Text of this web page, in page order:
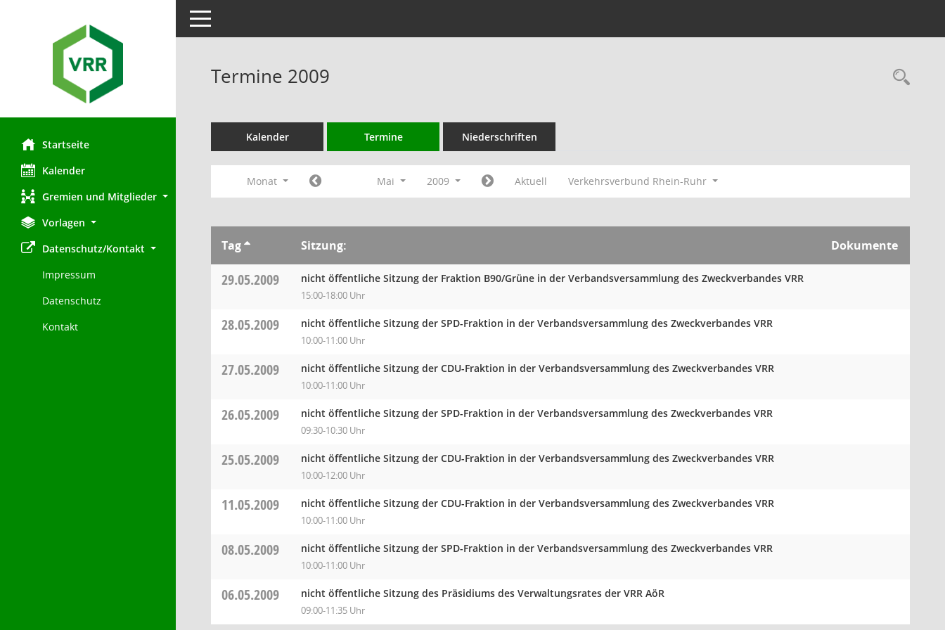
Startseite
Kalender
Gremien und Mitglieder
Vorlagen
Datenschutz/Kontakt
Impressum
Datenschutz
Kontakt
Toggle navigation
Termine 2009
Kalender Termine Niederschriften
Monat Mai 2009 Aktuell Verkehrsverbund Rhein-Ruhr
Tag Sitzung: Dokumente
29.05.2009 nicht öffentliche Sitzung der Fraktion B90/Grüne in der Verbandsversammlung des Zweckverbandes VRR
15:00-18:00 Uhr
28.05.2009 nicht öffentliche Sitzung der SPD-Fraktion in der Verbandsversammlung des Zweckverbandes VRR
10:00-11:00 Uhr
27.05.2009 nicht öffentliche Sitzung der CDU-Fraktion in der Verbandsversammlung des Zweckverbandes VRR
10:00-11:00 Uhr
26.05.2009 nicht öffentliche Sitzung der SPD-Fraktion in der Verbandsversammlung des Zweckverbandes VRR
09:30-10:30 Uhr
25.05.2009 nicht öffentliche Sitzung der CDU-Fraktion in der Verbandsversammlung des Zweckverbandes VRR
10:00-12:00 Uhr
11.05.2009 nicht öffentliche Sitzung der CDU-Fraktion in der Verbandsversammlung des Zweckverbandes VRR
10:00-11:00 Uhr
08.05.2009 nicht öffentliche Sitzung der SPD-Fraktion in der Verbandsversammlung des Zweckverbandes VRR
10:00-11:00 Uhr
06.05.2009 nicht öffentliche Sitzung des Präsidiums des Verwaltungsrates der VRR AöR
09:00-11:35 Uhr